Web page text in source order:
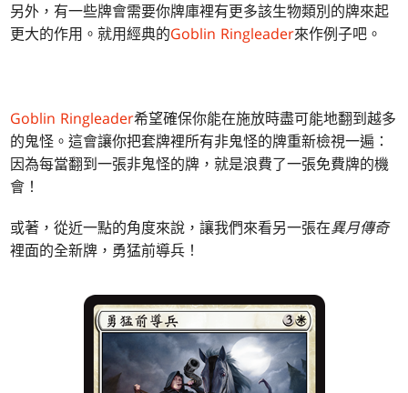
另外，有一些牌會需要你牌庫裡有更多該生物類別的牌來起
更大的作用。就用經典的Goblin Ringleader來作例子吧。
Goblin Ringleader希望確保你能在施放時盡可能地翻到越多
的鬼怪。這會讓你把套牌裡所有非鬼怪的牌重新檢視一遍：
因為每當翻到一張非鬼怪的牌，就是浪費了一張免費牌的機
會！
或著，從近一點的角度來說，讓我們來看另一張在異月傳奇
裡面的全新牌，勇猛前導兵！